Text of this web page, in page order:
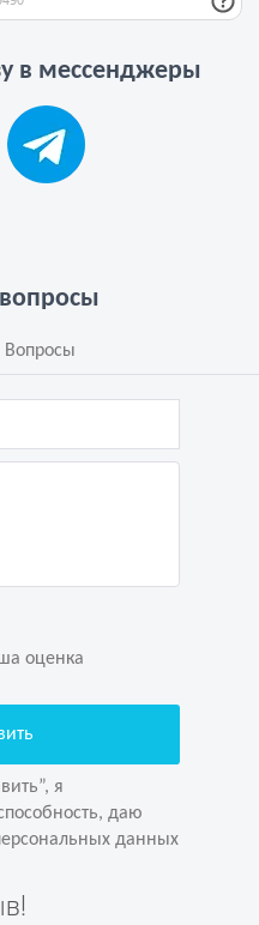
в мессенджеры
Вопросы
оценка
я
даю
данных
я
данных